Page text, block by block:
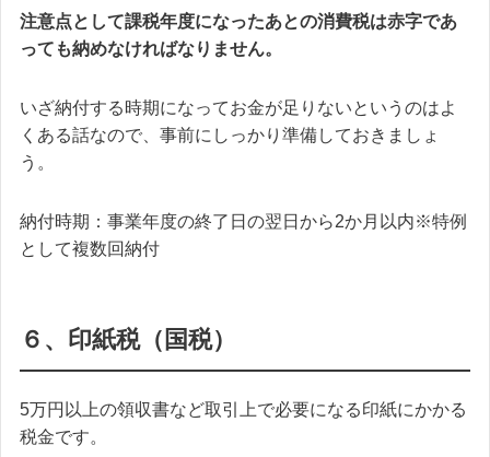
注意点として課税年度になったあとの消費税は赤字であ
っても納めなければなりません。
いざ納付する時期になってお金が足りないというのはよ
くある話なので、事前にしっかり準備しておきましょ
う。
納付時期：事業年度の終了日の翌日から2か月以内※特例
として複数回納付
６、印紙税（国税）
5万円以上の領収書など取引上で必要になる印紙にかかる
税金です。